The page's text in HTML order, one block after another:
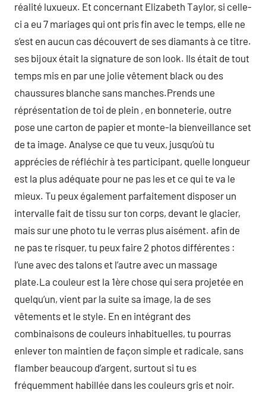
réalité luxueux. Et concernant Elizabeth Taylor, si celle-
ci a eu 7 mariages qui ont pris fin avec le temps, elle ne
s’est en aucun cas découvert de ses diamants à ce titre.
ses bijoux était la signature de son look. Ils était de tout
temps mis en par une jolie vêtement black ou des
chaussures blanche sans manches.Prends une
réprésentation de toi de plein , en bonneterie, outre
pose une carton de papier et monte-la bienveillance set
de ta image. Analyse ce que tu veux, jusqu’où tu
apprécies de réfléchir à tes participant, quelle longueur
est la plus adéquate pour ne pas les et ce qui te va le
mieux. Tu peux également parfaitement disposer un
intervalle fait de tissu sur ton corps, devant le glacier,
mais sur une photo tu le verras plus aisément. afin de
ne pas te risquer, tu peux faire 2 photos différentes :
l’une avec des talons et l’autre avec un massage
plate.La couleur est la 1ère chose qui sera projetée en
quelqu’un, vient par la suite sa image, la de ses
vêtements et le style. En en intégrant des
combinaisons de couleurs inhabituelles, tu pourras
enlever ton maintien de façon simple et radicale, sans
flamber beaucoup d’argent, surtout si tu es
fréquemment habillée dans les couleurs gris et noir.